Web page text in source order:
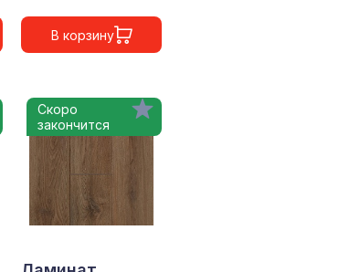
В корзину
Скоро
закончится